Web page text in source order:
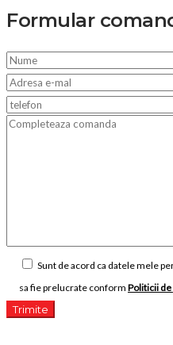
Formular
Sunt de acord ca datele mele
sa fie prelucrate conform Politicii